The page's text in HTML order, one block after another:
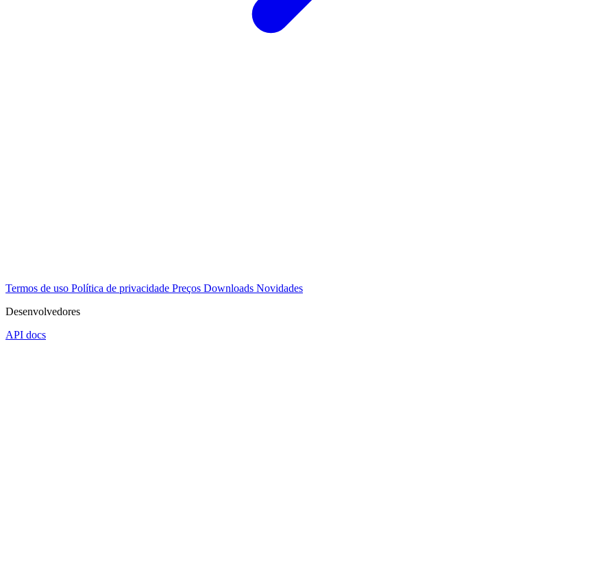
Termos de uso Política de privacidade Preços Downloads Novidades
Desenvolvedores
API docs